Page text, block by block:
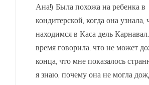
Ана!) Была похожа на ребенка в
кондитерской, когда она
находимся в Каса дель
время говорила, что не может
конца, что мне показалось
я знаю, почему она не могла